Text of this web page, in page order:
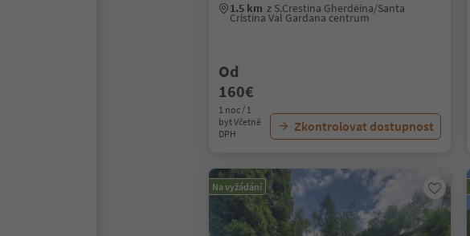
1.5 km z S.Crestina Gherdëina/Santa
Cristina Val Gardana centrum
Od
160€
1 noc / 1
byt Včetně
DPH
Zkontrolovat dostupnost
Na vyžádání